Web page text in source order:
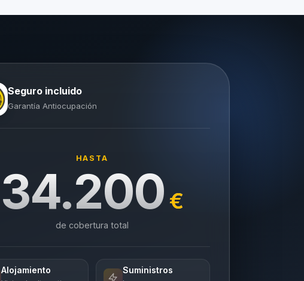
Seguro incluido
Garantía Antiocupación
HASTA
34.200 €
de cobertura total
Alojamiento Suministros